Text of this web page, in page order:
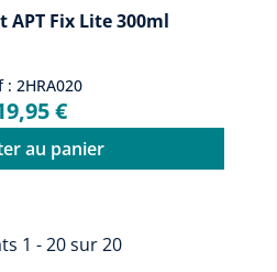
APT Fix Lite 300ml
: 2HRA020
€
au panier
1 - 20 sur 20